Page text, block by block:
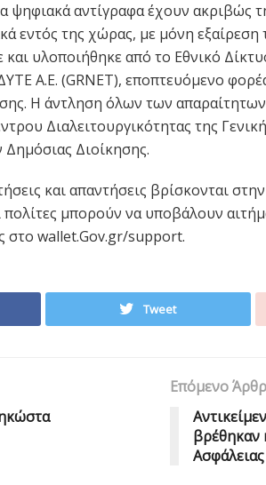
ψηφιακά αντίγραφα έχουν ακριβώς
εντός της χώρας, με μόνη εξαίρεση
και υλοποιήθηκε από το Εθνικό
Α.Ε. (GRNET), εποπτευόμενο
Η άντληση όλων των απαραίτητων
Διαλειτουργικότητας της
Διοίκησης.
και απαντήσεις βρίσκονται
πολίτες μπορούν να υποβάλουν
στο wallet.Gov.gr/support.
Tweet
Επόμενο
βρέθηκαν